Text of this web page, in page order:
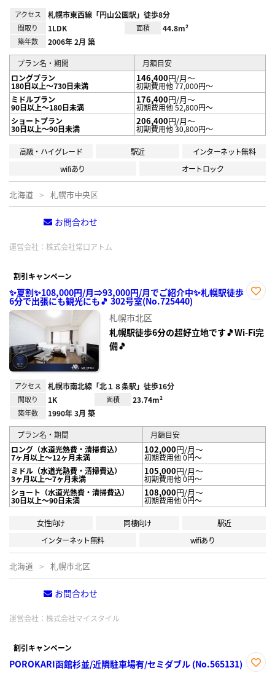
アクセス 札幌市東西線「円山公園駅」徒歩8分
間取り 1LDK 面積 44.8m²
築年数 2006年 2月 築
プラン名・期間
月額目安
ロングプラン
180日以上～730日未満
146,400円/月～
初期費用他 77,000円～
ミドルプラン
90日以上～180日未満
176,400円/月～
初期費用他 52,800円～
ショートプラン
30日以上～90日未満
206,400円/月～
初期費用他 30,800円～
高級・ハイグレード 駅近
インターネット無料
wifiあり
オートロック
北海道 札幌市中央区
お問合わせ
運営会社： 株式会社常口アトム
割引キャンペーン
✨夏割✨108,000円/月⇒93,000円/月でご紹介中✨札幌駅徒歩
6分で出張にも観光にも🎵 302号室(No.725440)
録
札幌市北区
札幌駅徒歩6分の超好立地です🎵Wi-Fi完
備🎵
アクセス 札幌市南北線「北１８条駅」徒歩16分
間取り 1K 面積 23.74m²
築年数 1990年 3月 築
プラン名・期間
月額目安
ロング（水道光熱費・清掃費込）
7ヶ月以上～12ヶ月未満
102,000円/月～
初期費用他 0円～
ミドル（水道光熱費・清掃費込）
3ヶ月以上～7ヶ月未満
105,000円/月～
初期費用他 0円～
ショート（水道光熱費・清掃費込）
30日以上～90日未満
108,000円/月～
初期費用他 0円～
女性向け 同棲向け
駅近
インターネット無料
wifiあり
北海道 札幌市北区
お問合わせ
運営会社： 株式会社マイスタイル
割引キャンペーン
POROKARI函館杉並/近隣駐車場有/セミダブル (No.565131)